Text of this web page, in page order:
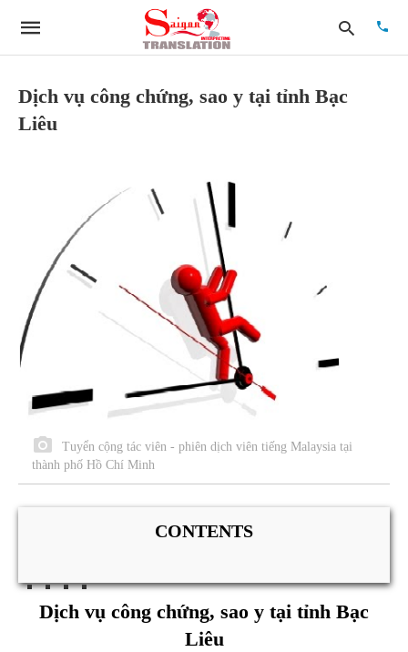
Dịch vụ công chứng, sao y tại tỉnh Bạc
Liêu
Tuyển cộng tác viên - phiên dịch viên tiếng Malaysia tại
thành phố Hồ Chí Minh
CONTENTS
Dịch vụ công chứng, sao y tại tỉnh Bạc
Liêu